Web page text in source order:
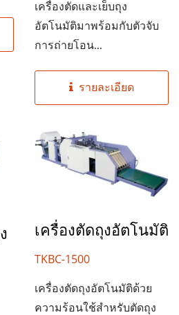
เครื่องตัดและเย็บถุง
อัตโนมัติมาพร้อมกับตัวจับ
การถ่ายโอน...
รายละเอียด
เครื่องตัดถุงอัตโนมัติ
TKBC-1500
เครื่องตัดถุงอัตโนมัติด้วย
ความร้อนใช้สำหรับตัดถุง